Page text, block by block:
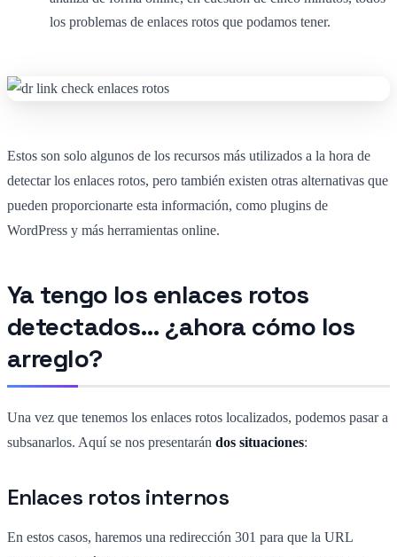
los problemas de enlaces rotos que podamos tener.
Estos son solo algunos de los recursos más utilizados a la hora de
detectar los enlaces rotos, pero también existen otras alternativas que
pueden proporcionarte esta información, como plugins de
WordPress y más herramientas online.
Ya tengo los enlaces rotos
detectados… ¿ahora cómo los
arreglo?
Una vez que tenemos los enlaces rotos localizados, podemos pasar a
subsanarlos. Aquí se nos presentarán dos situaciones:
Enlaces rotos internos
En estos casos, haremos una redirección 301 para que la URL